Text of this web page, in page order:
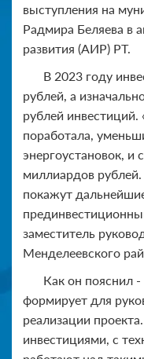
выступления на
Радмира Беляева в
развития (АИР) РТ.
В 2023 году
рублей, а
рублей инвестиций.
поработала,
энергоустановок,
миллиардов
покажут
заместитель
Менделеевского
Как он пояснил -
формирует для
реализации
инвестициями, с